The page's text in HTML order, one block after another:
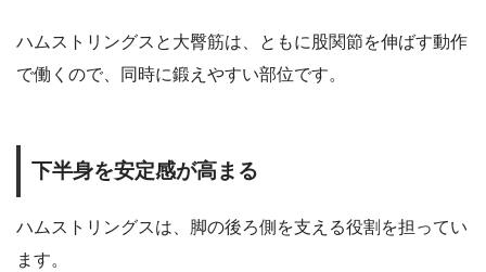
ハムストリングスと大臀筋は、ともに股関節を伸ばす動作
で働くので、同時に鍛えやすい部位です。
下半身を安定感が高まる
ハムストリングスは、脚の後ろ側を支える役割を担ってい
ます。